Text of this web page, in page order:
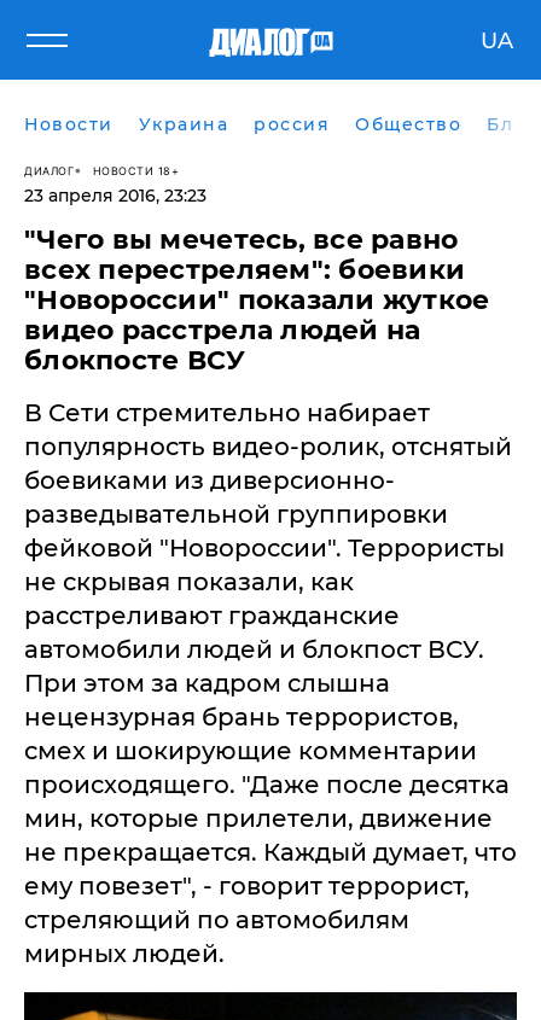
UA
Новости Украина россия Общество
ДИАЛОГ НОВОСТИ 18+
23 апреля 2016, 23:23
"Чего вы мечетесь, все равно
всех перестреляем": боевики
"Новороссии" показали жуткое
видео расстрела людей на
блокпосте ВСУ
В Сети стремительно набирает
популярность видео-ролик, отснятый
боевиками из диверсионно-
разведывательной группировки
фейковой "Новороссии". Террористы
не скрывая показали, как
расстреливают гражданские
автомобили людей и блокпост ВСУ.
При этом за кадром слышна
нецензурная брань террористов,
смех и шокирующие комментарии
происходящего. "Даже после десятка
мин, которые прилетели, движение
не прекращается. Каждый думает, что
ему повезет", - говорит террорист,
стреляющий по автомобилям
мирных людей.